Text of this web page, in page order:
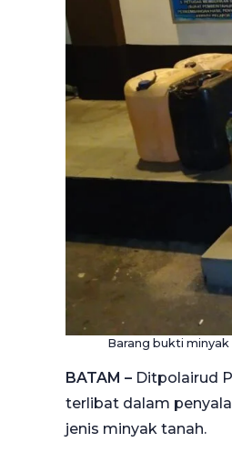
Barang bukti
BATAM – Ditpolairud
terlibat dalam
jenis minyak tanah.